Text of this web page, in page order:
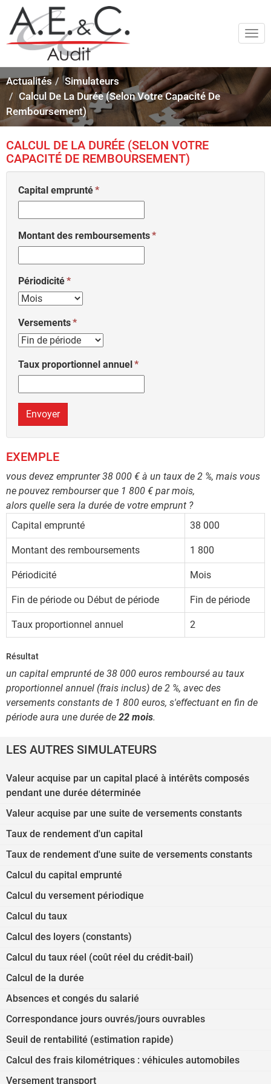
Actualités
Simulateurs
Calcul De La Durée (selon Votre Capacité De
Remboursement)
CALCUL DE LA DURÉE (SELON VOTRE
CAPACITÉ DE REMBOURSEMENT)
Capital emprunté
Montant des remboursements
Périodicité
Versements
Taux proportionnel annuel
Envoyer
EXEMPLE
vous devez emprunter 38 000 € à un taux de 2 %, mais vous
ne pouvez rembourser que 1 800 € par mois,
alors quelle sera la durée de votre emprunt ?
Capital emprunté
38 000
Montant des remboursements 1 800
Périodicité Mois
Fin de période ou Début de période Fin de période
Taux proportionnel annuel 2
Résultat
un capital emprunté de 38 000 euros remboursé au taux
proportionnel annuel (frais inclus) de 2 %, avec des
versements constants de 1 800 euros, s'effectuant en fin de
période aura une durée de 22 mois.
LES AUTRES SIMULATEURS
Valeur acquise par un capital placé à intérêts composés
pendant une durée déterminée
Valeur acquise par une suite de versements constants
Taux de rendement d'un capital
Taux de rendement d'une suite de versements constants
Calcul du capital emprunté
Calcul du versement périodique
Calcul du taux
Calcul des loyers (constants)
Calcul du taux réel (coût réel du crédit-bail)
Calcul de la durée
Absences et congés du salarié
Correspondance jours ouvrés/jours ouvrables
Seuil de rentabilité (estimation rapide)
Calcul des frais kilométriques : véhicules automobiles
Versement transport